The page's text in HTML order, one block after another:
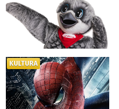
KULTURA